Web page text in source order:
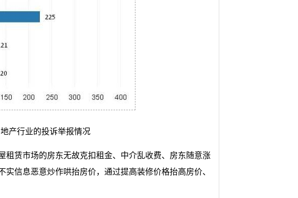
产行业的投诉举报情况
租赁市场的房东无故克扣租金、中介乱收费、房东随意涨
信息恶意炒作哄抬房价，通过提高装修价格抬高房价、